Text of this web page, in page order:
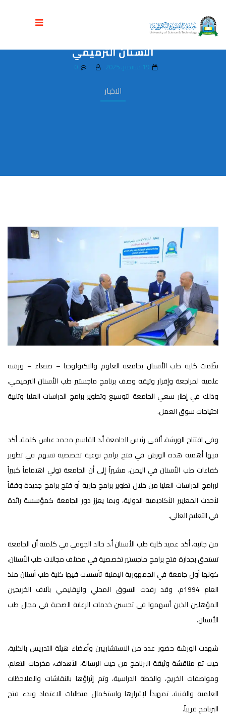
الاخبار
جامعة العلوم والتكنولوجيا تنظم ورشة
علمية لمراجعة وإقرار برنامج ماجستير طب
الأسنان الترميمي
0
نظّمت كلية طب الأسنان بجامعة العلوم والتكنولوجيا – صنعاء – ورشة
علمية لمراجعة وإقرار وثيقة وصف برنامج ماجستير طب الأسنان الترميمي،
وذلك في إطار سعي الجامعة لتوسيع وتطوير برامج الدراسات العليا وتلبية
احتياجات سوق العمل.
وفي افتتاح الورشة، ألقى رئيس الجامعة أ.د القاسم محمد عباس كلمة، أكد
فيها أهمية هذه الورش في فتح برامج نوعية تخصصية تسهم في تطوير
كفاءات طب الأسنان في اليمن، مشيراً إلى أن الجامعة تولي اهتماماً كبيراً
لبرامج الدراسات العليا من خلال تطوير برامج جارية أو فتح برامج جديدة وفقاً
لأحدث المعايير الأكاديمية الدولية، وبما يعزز دور الجامعة كمؤسسة رائدة
في التعليم العالي.
من جانبه، أكد عميد كلية طب الأسنان أ.د خالد الجوفي في كلمته أن الجامعة
تستحق بجدارة فتح برامج ماجستير تخصصية في مختلف مجالات طب الأسنان،
كونها أول جامعة في الجمهورية اليمنية تأسست فيها كلية طب أسنان منذ
العام 1994م، وقد رفدت السوق المحلي والإقليمي بآلاف الخريجين
المؤهلين الذين أسهموا في تحسين خدمات الرعاية الصحية في مجال طب
الأسنان.
شهدت الورشة حضور عدد من الاستشاريين وأعضاء هيئة التدريس بالكلية،
حيث تم مناقشة وثيقة البرنامج من حيث الرسالة، الأهداف، مخرجات التعلم،
ومواصفات الخريج، والخطة الدراسية، وتم إثراؤها بالنقاشات والملاحظات
العلمية والفنية، تمهيداً لإقرارها واستكمال متطلبات الاعتماد وبدء فتح
البرنامج قريباً.